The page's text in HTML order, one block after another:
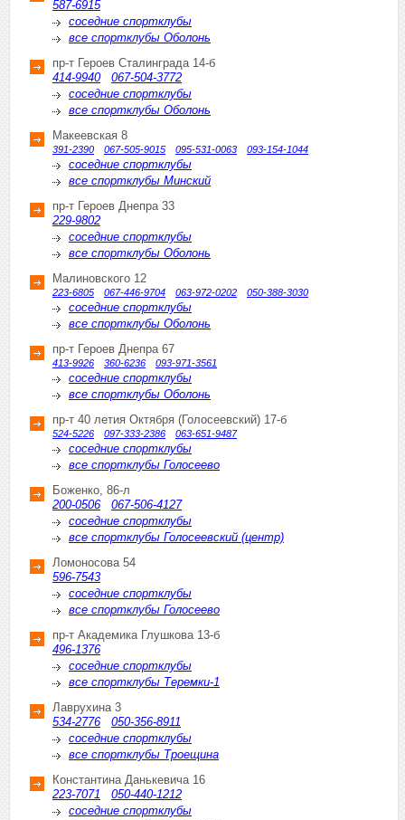
587-6915
соседние спортклубы
все спортклубы Оболонь
пр-т Героев Сталинграда 14-б
414-9940
067-504-3772
соседние спортклубы
все спортклубы Оболонь
Макеевская 8
391-2390 067-505-9015 095-531-0063 093-154-1044
соседние спортклубы
все спортклубы Минский
пр-т Героев Днепра 33
229-9802
соседние спортклубы
все спортклубы Оболонь
Малиновского 12
223-6805 067-446-9704 063-972-0202 050-388-3030
соседние спортклубы
все спортклубы Оболонь
пр-т Героев Днепра 67
413-9926 360-6236 093-971-3561
соседние спортклубы
все спортклубы Оболонь
пр-т 40 летия Октября (Голосеевский) 17-б
524-5226 097-333-2386 063-651-9487
соседние спортклубы
все спортклубы Голосеево
Боженко, 86-л
200-0506
067-506-4127
соседние спортклубы
все спортклубы Голосеевский (центр)
Ломоносова 54
596-7543
соседние спортклубы
все спортклубы Голосеево
пр-т Академика Глушкова 13-б
496-1376
соседние спортклубы
все спортклубы Теремки-1
Лаврухина 3
534-2776
050-356-8911
соседние спортклубы
все спортклубы Троещина
Константина Данькевича 16
223-7071
050-440-1212
соседние спортклубы